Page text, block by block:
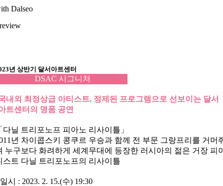
Dalseo
년 상반기 달서아트센터
DSAC 시그니처
내외 최정상급 아티스트, 정제된 프로그램으로 선보이는 달서
트센터의 명품 공연
다닐 트리포노프 피아노 리사이틀 」
년 차이콥스키 콩쿠르 우승과 함께 전 부문 그랑프리를 거머
누구보다 화려하게 세계무대에 등장한 러시아의 젊은 거장 피
스트 다닐 트리포노프의 리사이틀
일시
: 2023. 2. 15.(수) 19:30